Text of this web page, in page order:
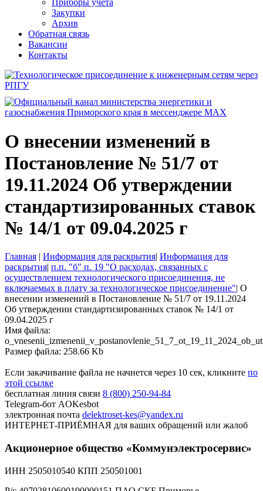
Приборы учета
Закупки
Архив
Обратная связь
Вакансии
Контакты
О внесении изменений в
Постановление № 51/7 от
19.11.2024 Об утверждении
стандартизированных ставок
№ 14/1 от 09.04.2025 г
Главная | Информация для раскрытия| Информация для
раскрытия| п.п. "б" п. 19 "О расходах, связанных с
осуществлением технологического присоединения, не
включаемых в плату за технологическое присоединение"| О
внесении изменений в Постановление № 51/7 от 19.11.2024
Об утверждении стандартизированных ставок № 14/1 от
09.04.2025 г
Имя файла:
Размер файла: 258.66 Kb
Если закачивание файла не начнется через 10 сек, кликните по
этой ссылке
бесплатная линия связи 8 (800) 250-94-84
Telegram-бот AOKesbot
электронная почта delektroset-kes@yandex.ru
ИНТЕРНЕТ-ПРИЁМНАЯ для ваших обращений или жалоб
Акционерное общество «Коммунэлектросервис»
ИНН 2505010540 КПП 250501001